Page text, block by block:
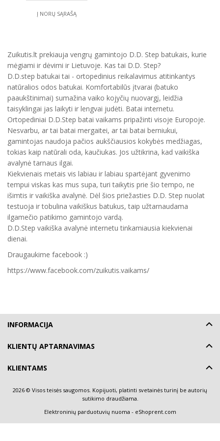
Į NORŲ SĄRAŠĄ
Zuikutis.lt prekiauja vengrų gamintojo D.D. Step batukais, kurie
mėgiami ir dėvimi ir Lietuvoje. Kas tai D.D. Step?
D.D.step batukai tai - ortopedinius reikalavimus atitinkantys
natūralios odos batukai. Komfortabilūs įtvarai (batuko
paaukštinimai) sumažina vaiko kojyčių nuovargį, leidžia
taisyklingai jas laikyti ir lengvai judėti. Batai internetu.
Ortopediniai D.D.Step batai vaikams pripažinti visoje Europoje.
Nesvarbu, ar tai batai mergaitei, ar tai batai berniukui,
gamintojas naudoja pačios aukščiausios kokybės medžiagas,
tokias kaip natūrali oda, kaučiukas. Jos užtikrina, kad vaikiška
avalynė tarnaus ilgai.
Kiekvienais metais vis labiau ir labiau spartėjant gyvenimo
tempui viskas kas mus supa, turi taikytis prie šio tempo, ne
išimtis ir vaikiška avalynė. Dėl šios priežasties D.D. Step nuolat
testuoja ir tobulina vaikiškus batukus, taip užtarnaudama
ilgamečio patikimo gamintojo vardą.
D.D.Step vaikiška avalynė internetu tinkamiausia kiekvienai
dienai.
Draugaukime facebook :)
https://www.facebook.com/zuikutis.vaikams/
INFORMACIJA
KLIENTŲ APTARNAVIMAS
KLIENTAMS
2026 © Visos teisės saugomos. Kopijuoti, platinti svetainės turinį be autorių
sutikimo draudžiama.
Elektroninių parduotuvių nuoma - eShoprent.com